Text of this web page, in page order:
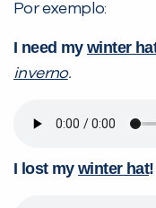
Por exemplo:
I need mywinter
inverno.
I lost mywinter hat!